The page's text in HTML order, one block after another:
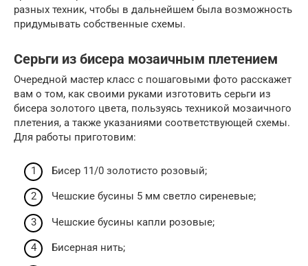
разных техник, чтобы в дальнейшем была возможность
придумывать собственные схемы.
Серьги из бисера мозаичным плетением
Очередной мастер класс с пошаговыми фото расскажет
вам о том, как своими руками изготовить серьги из
бисера золотого цвета, пользуясь техникой мозаичного
плетения, а также указаниями соответствующей схемы.
Для работы приготовим:
Бисер 11/0 золотисто розовый;
Чешские бусины 5 мм светло сиреневые;
Чешские бусины капли розовые;
Бисерная нить;